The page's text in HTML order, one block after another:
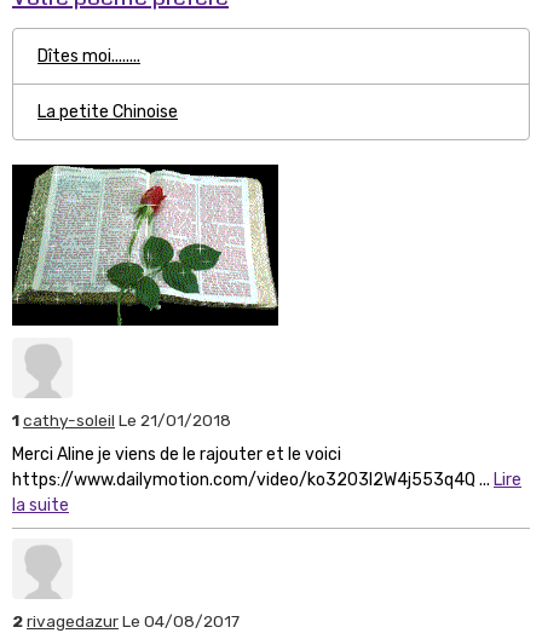
Dîtes moi........
La petite Chinoise
1cathy-soleil Le 21/01/2018
Merci Aline je viens de le rajouter et le voici
https://www.dailymotion.com/video/ko3203l2W4j553q4Q ... Lire
la suite
2rivagedazurLe 04/08/2017